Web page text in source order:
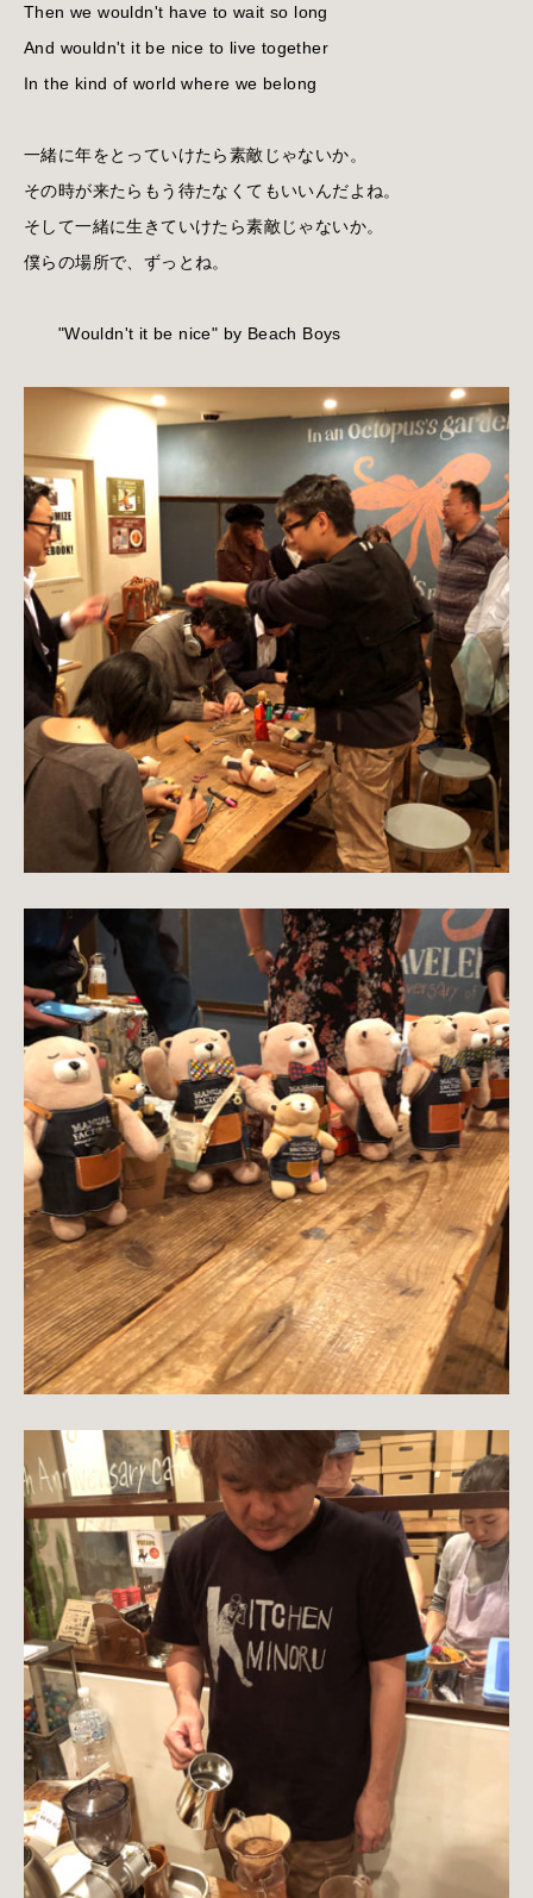
Then we wouldn't have to wait so long
And wouldn't it be nice to live together
In the kind of world where we belong
一緒に年をとっていけたら素敵じゃないか。
その時が来たらもう待たなくてもいいんだよね。
そして一緒に生きていけたら素敵じゃないか。
僕らの場所で、ずっとね。
"Wouldn't it be nice" by Beach Boys